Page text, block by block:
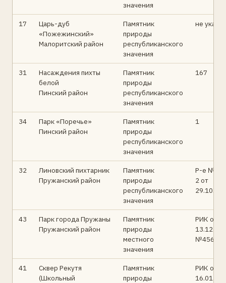
значения
17
Царь-дуб
«Пожежинский»
Малоритский район
Памятник
природы
республиканского
значения
не
31
Насаждения пихты
белой
Пинский район
Памятник
природы
республиканского
значения
167
34
Парк «Поречье»
Пинский район
Памятник
природы
республиканского
значения
1
32
Линовский пихтарник
Пружанский район
Памятник
природы
республиканского
значения
Р-е №
2 от
29.10.96
43
Парк города Пружаны
Пружанский район
Памятник
природы
местного
значения
РИК от
13.12.76
№456
41
Сквер Рекутя
(Школьный
Памятник
природы
РИК от
16.01.86